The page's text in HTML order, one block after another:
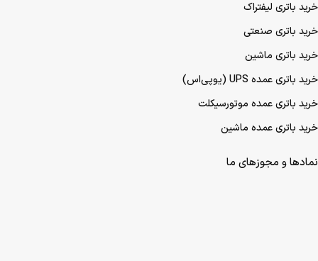
خرید باتری لیفتراک
خرید باتری صنعتی
خرید باتری ماشین
خرید باتری عمده UPS (یو‌پی‌اس)
خرید باتری عمده موتورسیکلت
خرید باتری عمده ماشین
نمادها و مجوزهای ما